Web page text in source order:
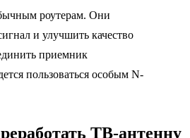
роутерам. Они
и улучшить качество
приемник
пользоваться особым N-
ТВ-антенну